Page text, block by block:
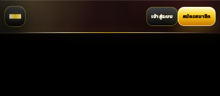
เข้าสู่ระบบ สมัครสมาชิก